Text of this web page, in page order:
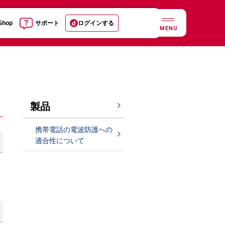
サポート ログインする
MENU
製品
携帯電話の電波防護への
適合性について